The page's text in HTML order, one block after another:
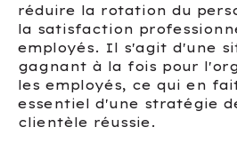
réduire la rotation du
la satisfaction
employés. Il s'agit d'une
gagnant à la fois pour
les employés, ce qui en
essentiel d'une stratégie
clientèle réussie.